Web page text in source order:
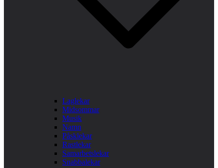
Laglekar
Midsommar
Musik
Namn
Påsklekar
Rastlekar
Samarbetslekar
Snabbalekar